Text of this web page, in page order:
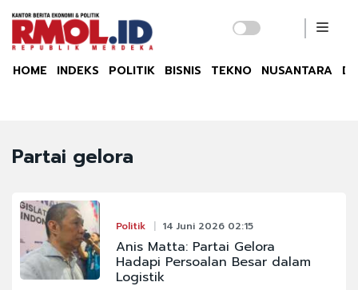
HOME INDEKS POLITIK BISNIS TEKNO NUSANTARA
Partai gelora
Politik 14 Juni 2026 02:15
Anis Matta: Partai Gelora
Hadapi Persoalan Besar dalam
Logistik